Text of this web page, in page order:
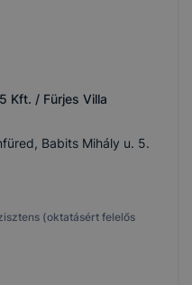
Kft. / Fürjes Villa
Babits Mihály u. 5.
(oktatásért felelős